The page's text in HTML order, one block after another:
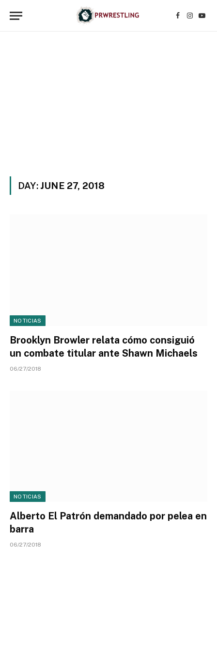
Facebook
DAY: JUNE 27, 2018
NOTICIAS
Brooklyn Browler relata cómo consiguió
un combate titular ante Shawn Michaels
06/27/2018
NOTICIAS
Alberto El Patrón demandado por pelea en
barra
06/27/2018